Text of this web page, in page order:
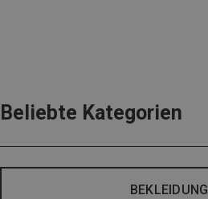
Beliebte Kategorien
BEKLEIDUNG